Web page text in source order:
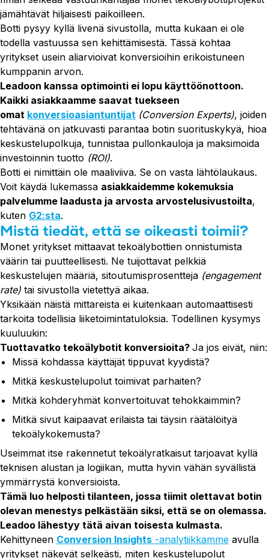
jämähtävät hiljaisesti paikoilleen.
Botti pysyy kyllä livenä sivustolla, mutta kukaan ei ole
todella vastuussa sen kehittämisestä. Tässä kohtaa
yritykset usein aliarvioivat konversioihin erikoistuneen
kumppanin arvon.
Leadoon kanssa optimointi ei lopu käyttöönottoon.
Kaikki asiakkaamme saavat tuekseen
omat konversioasiantuntijat (Conversion Experts), joiden
tehtävänä on jatkuvasti parantaa botin suorituskykyä, hioa
keskustelupolkuja, tunnistaa pullonkauloja ja maksimoida
investoinnin tuotto (ROI).
Botti ei nimittäin ole maaliviiva. Se on vasta lähtölaukaus.
Voit käydä lukemassa asiakkaidemme kokemuksia
palvelumme laadusta ja arvosta arvostelusivustoilta,
kuten G2:sta.
Mistä tiedät, että se oikeasti toimii?
Monet yritykset mittaavat tekoälybottien onnistumista
väärin tai puutteellisesti. Ne tuijottavat pelkkiä
keskustelujen määriä, sitoutumisprosentteja (engagement
rate) tai sivustolla vietettyä aikaa.
Yksikään näistä mittareista ei kuitenkaan automaattisesti
tarkoita todellisia liiketoimintatuloksia. Todellinen kysymys
kuuluukin:
Tuottavatko tekoälybotit konversioita? Ja jos eivät, niin:
Missä kohdassa käyttäjät tippuvat kyydistä?
Mitkä keskustelupolut toimivat parhaiten?
Mitkä kohderyhmät konvertoituvat tehokkaimmin?
Mitkä sivut kaipaavat erilaista tai täysin räätälöityä
tekoälykokemusta?
Useimmat itse rakennetut tekoälyratkaisut tarjoavat kyllä
teknisen alustan ja logiikan, mutta hyvin vähän syvällistä
ymmärrystä konversioista.
Tämä luo helposti tilanteen, jossa tiimit olettavat botin
olevan menestys pelkästään siksi, että se on olemassa.
Leadoo lähestyy tätä aivan toisesta kulmasta.
Kehittyneen Conversion Insights -analytiikkamme avulla
yritykset näkevät selkeästi, miten keskustelupolut